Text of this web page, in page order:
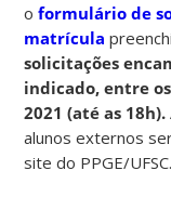
oformulário de
matrícula
solicitações
indicado, entre
2021 (até as 18h).
alunos externos
site do PPGE/UFSC.